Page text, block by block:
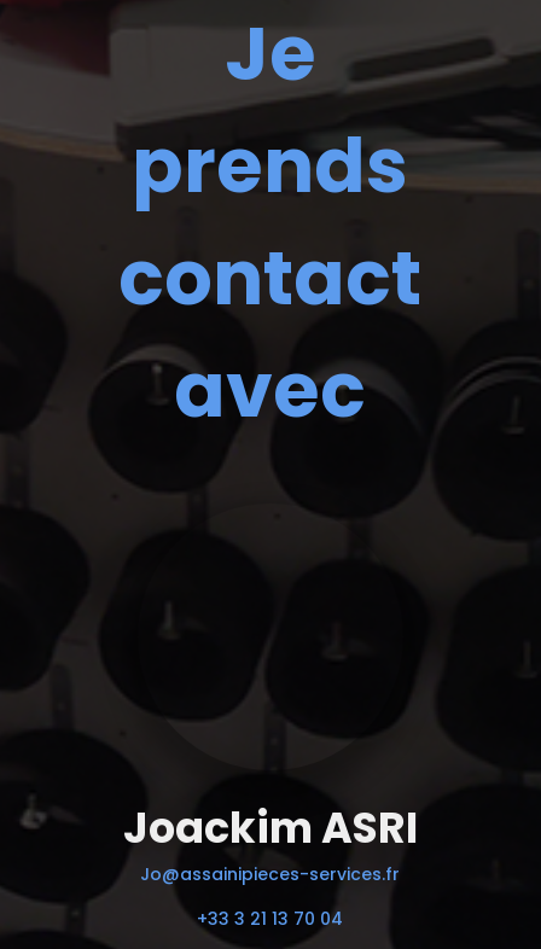
Je
prends
contact
avec
Joackim ASRI
Jo@assainipieces-services.fr
+33 3 21 13 70 04